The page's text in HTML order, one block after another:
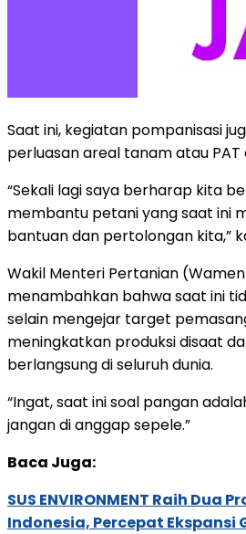
Saat ini, kegiatan pompanisasi
perluasan areal tanam atau PAT
“Sekali lagi saya berharap kita
membantu petani yang saat ini
bantuan dan pertolongan kita,”
Wakil Menteri Pertanian
menambahkan bahwa saat ini
selain mengejar target
meningkatkan produksi disaat
berlangsung di seluruh dunia.
“Ingat, saat ini soal pangan
jangan di anggap sepele.”
Baca Juga:
SUS ENVIRONMENT Raih Dua
Indonesia, Percepat Ekspansi